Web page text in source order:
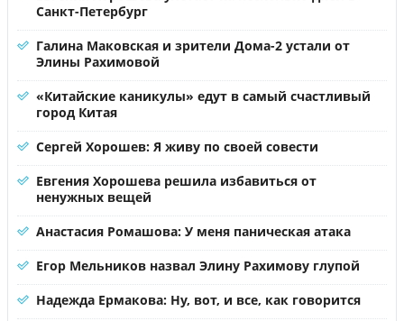
Санкт-Петербург
Галина Маковская и зрители Дома-2 устали от
Элины Рахимовой
«Китайские каникулы» едут в самый счастливый
город Китая
Сергей Хорошев: Я живу по своей совести
Евгения Хорошева решила избавиться от
ненужных вещей
Анастасия Ромашова: У меня паническая атака
Егор Мельников назвал Элину Рахимову глупой
Надежда Ермакова: Ну, вот, и все, как говорится